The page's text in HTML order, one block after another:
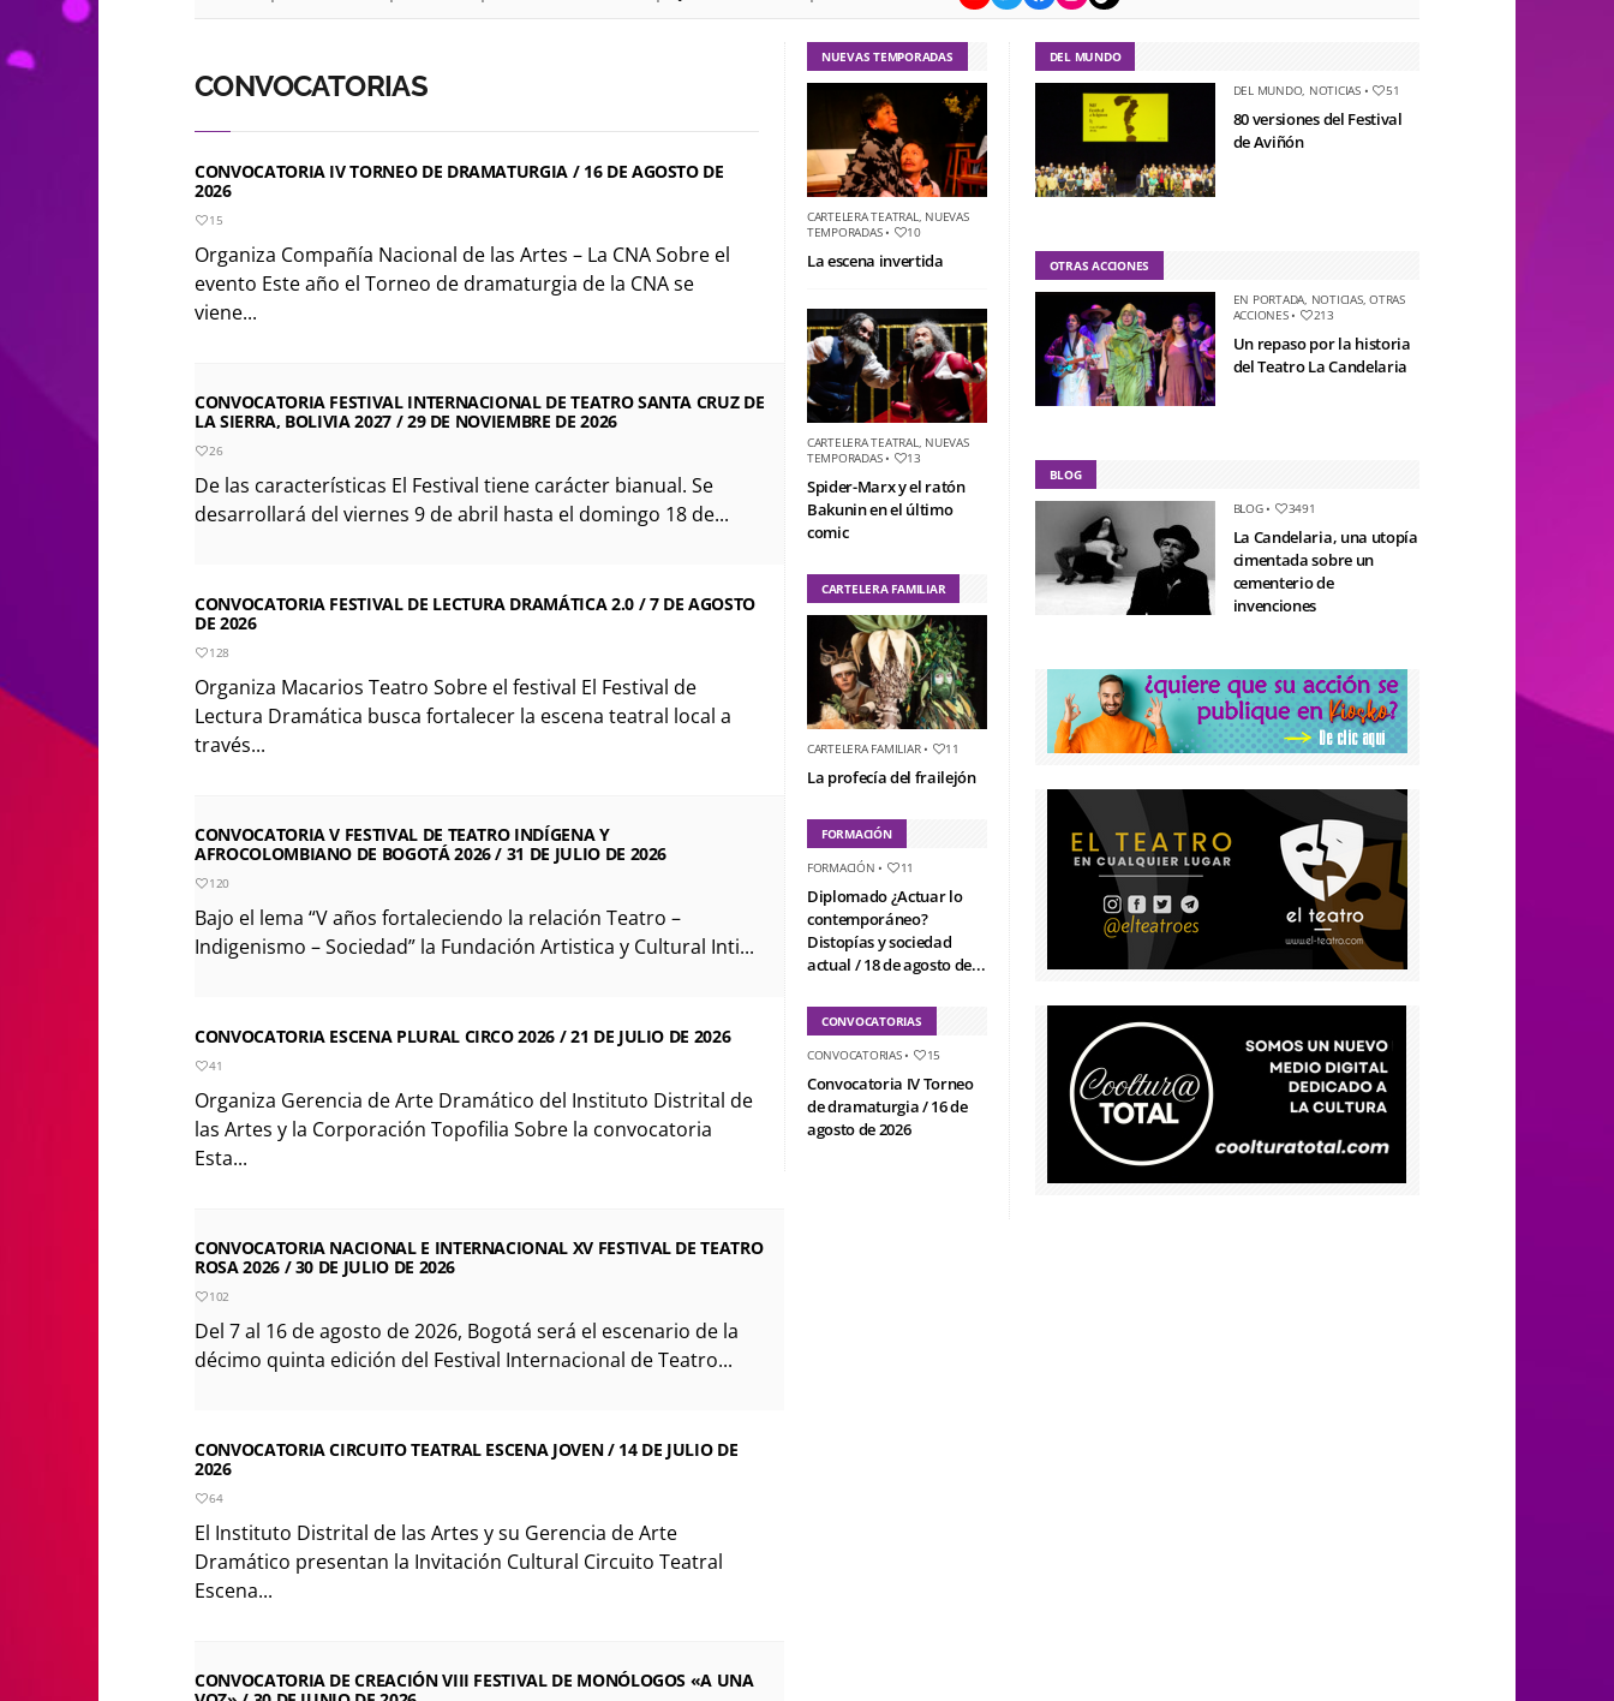
CONVOCATORIAS
CONVOCATORIA IV TORNEO DE DRAMATURGIA / 16 DE AGOSTO DE
2026
15
Organiza Compañía Nacional de las Artes – La CNA Sobre el
evento Este año el Torneo de dramaturgia de la CNA se
viene...
CONVOCATORIA FESTIVAL INTERNACIONAL DE TEATRO SANTA CRUZ DE
LA SIERRA, BOLIVIA 2027 / 29 DE NOVIEMBRE DE 2026
26
De las características El Festival tiene carácter bianual. Se
desarrollará del viernes 9 de abril hasta el domingo 18 de...
CONVOCATORIA FESTIVAL DE LECTURA DRAMÁTICA 2.0 / 7 DE AGOSTO
DE 2026
128
Organiza Macarios Teatro Sobre el festival El Festival de
Lectura Dramática busca fortalecer la escena teatral local a
través...
CONVOCATORIA V FESTIVAL DE TEATRO INDÍGENA Y
AFROCOLOMBIANO DE BOGOTÁ 2026 / 31 DE JULIO DE 2026
120
Bajo el lema “V años fortaleciendo la relación Teatro –
Indigenismo – Sociedad” la Fundación Artistica y Cultural Inti...
CONVOCATORIA ESCENA PLURAL CIRCO 2026 / 21 DE JULIO DE 2026
41
Organiza Gerencia de Arte Dramático del Instituto Distrital de
las Artes y la Corporación Topofilia Sobre la convocatoria
Esta...
CONVOCATORIA NACIONAL E INTERNACIONAL XV FESTIVAL DE TEATRO
ROSA 2026 / 30 DE JULIO DE 2026
102
Del 7 al 16 de agosto de 2026, Bogotá será el escenario de la
décimo quinta edición del Festival Internacional de Teatro...
CONVOCATORIA CIRCUITO TEATRAL ESCENA JOVEN / 14 DE JULIO DE
2026
64
El Instituto Distrital de las Artes y su Gerencia de Arte
Dramático presentan la Invitación Cultural Circuito Teatral
Escena...
CONVOCATORIA DE CREACIÓN VIII FESTIVAL DE MONÓLOGOS «A UNA
NUEVAS TEMPORADAS
CARTELERA TEATRAL, NUEVAS
TEMPORADAS• 10
La escena invertida
CARTELERA TEATRAL, NUEVAS
TEMPORADAS• 13
Spider-Marx y el ratón
Bakunin en el último
comic
CARTELERA FAMILIAR
CARTELERA FAMILIAR• 11
La profecía del frailejón
FORMACIÓN
FORMACIÓN • 11
Diplomado ¿Actuar lo
contemporáneo?
Distopías y sociedad
actual / 18 de agosto de...
CONVOCATORIAS
CONVOCATORIAS• 15
Convocatoria IV Torneo
de dramaturgia / 16 de
agosto de 2026
DEL MUNDO
DEL MUNDO, NOTICIAS• 51
80 versiones del Festival
de Aviñón
OTRAS ACCIONES
EN PORTADA, NOTICIAS,OTRAS
ACCIONES• 213
Un repaso por la historia
del Teatro La Candelaria
BLOG
BLOG• 3491
La Candelaria, una utopía
cimentada sobre un
cementerio de
invenciones